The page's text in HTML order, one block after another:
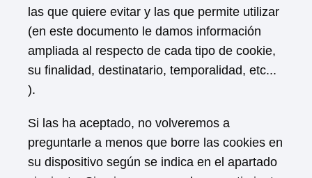
las que quiere evitar y las que permite utilizar
(en este documento le damos información
ampliada al respecto de cada tipo de cookie,
su finalidad, destinatario, temporalidad, etc...
).
Si las ha aceptado, no volveremos a
preguntarle a menos que borre las cookies en
su dispositivo según se indica en el apartado